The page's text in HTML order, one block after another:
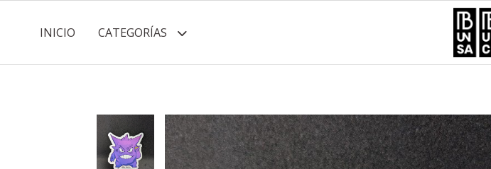
INICIO CATEGORÍAS